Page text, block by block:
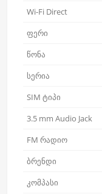
Wi-Fi Direct
ფერი
წონა
სერია
SIM ტიპი
3.5 mm Audio Jack
FM რადიო
ბრენდი
კომპასი